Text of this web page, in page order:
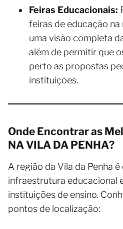
Feiras Educacionais:
feiras de educação
uma visão completa
além de permitir que
perto as propostas
instituições.
Onde Encontrar as
NA VILA DA PENHA?
A região da Vila da Penha
infraestrutura educacional
instituições de ensino.
pontos de localização: